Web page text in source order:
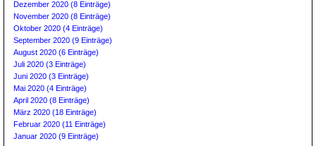
Dezember 2020 (8 Einträge)
November 2020 (8 Einträge)
Oktober 2020 (4 Einträge)
September 2020 (9 Einträge)
August 2020 (6 Einträge)
Juli 2020 (3 Einträge)
Juni 2020 (3 Einträge)
Mai 2020 (4 Einträge)
April 2020 (8 Einträge)
März 2020 (18 Einträge)
Februar 2020 (11 Einträge)
Januar 2020 (9 Einträge)